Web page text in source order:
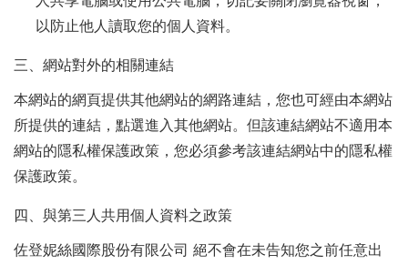
以防止他人讀取您的個人資料。
三、網站對外的相關連結
本網站的網頁提供其他網站的網路連結，您也可經由本網站
所提供的連結，點選進入其他網站。但該連結網站不適用本
網站的隱私權保護政策，您必須參考該連結網站中的隱私權
保護政策。
四、與第三人共用個人資料之政策
佐登妮絲國際股份有限公司 絕不會在未告知您之前任意出